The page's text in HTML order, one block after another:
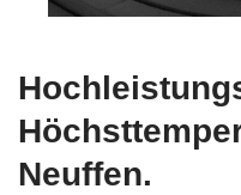
Neuffen.